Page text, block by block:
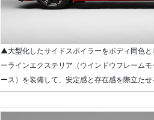
▲大型化したサイドスポイラーをボディ同色
ーラインエクステリア（ウインドウフレーム
ース）を装備して、安定感と存在感を際立たせ